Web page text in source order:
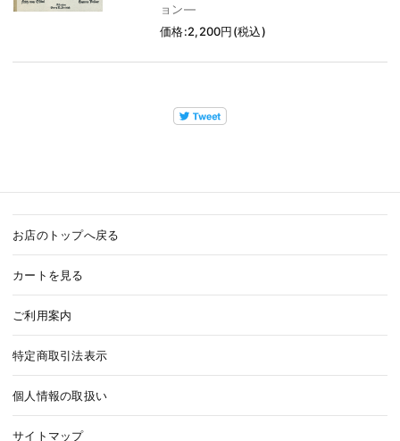
ョン―
価格:2,200円(税込)
お店のトップへ戻る
カートを見る
ご利用案内
特定商取引法表示
個人情報の取扱い
サイトマップ